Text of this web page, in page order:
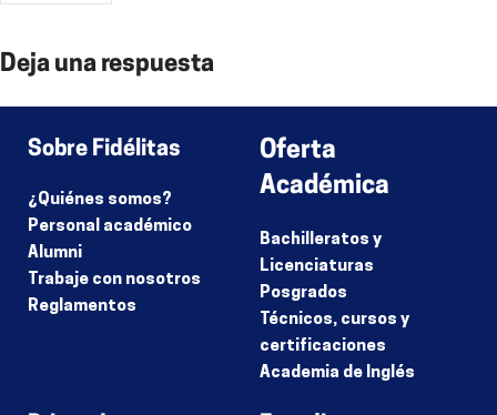
Deja una respuesta
Sobre Fidélitas
¿Quiénes somos?
Personal académico
Alumni
Trabaje con nosotros
Reglamentos
Oferta
Académica
Bachilleratos y
Licenciaturas
Posgrados
Técnicos, cursos y
certificaciones
Academia de Inglés